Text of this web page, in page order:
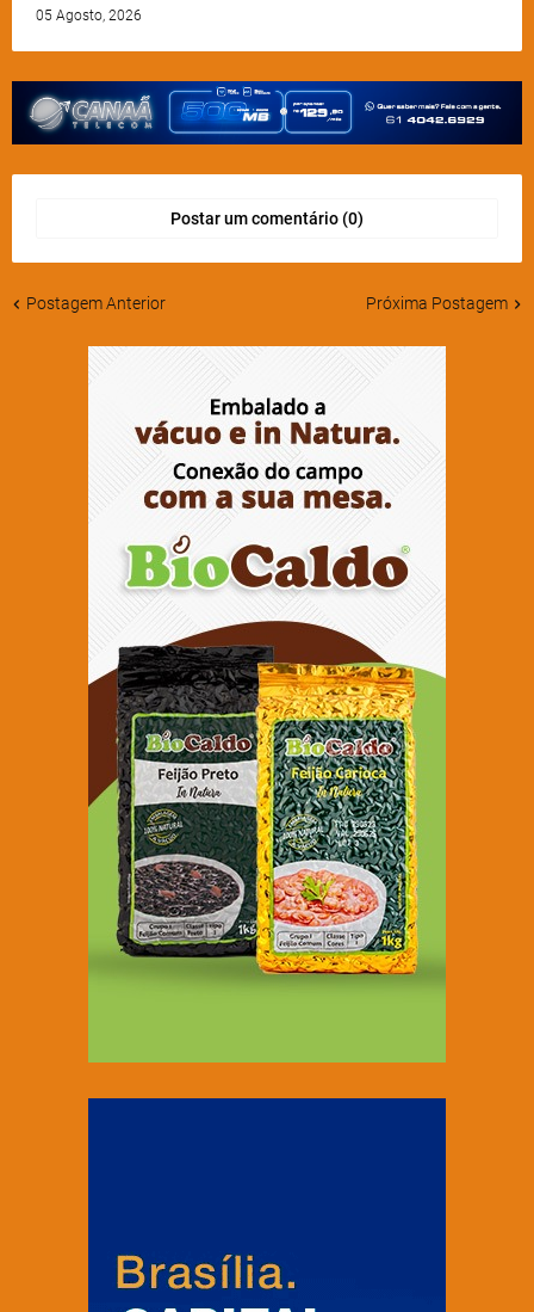
05 Agosto, 2026
Postar um comentário (0)
Postagem Anterior Próxima Postagem